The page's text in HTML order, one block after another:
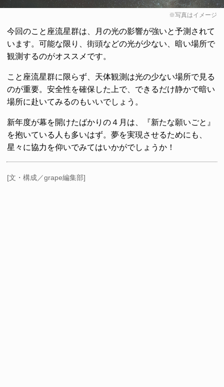
※写真はイメージ
今回のこと座流星群は、月の光の影響が強いと予測されて
います。可能な限り、街頭などの光が少ない、暗い場所で
観測するのがオススメです。
こと座流星群に限らず、天体観測は光の少ない場所で見る
のが重要。安全性を確保した上で、できるだけ静かで暗い
場所に赴いてみるのもいいでしょう。
新年度が幕を開けたばかりの４月は、『新たな願いごと』
を抱いている人も多いはず。夢を実現させるためにも、
星々に協力を仰いでみてはいかがでしょうか！
[文・構成／grape編集部]